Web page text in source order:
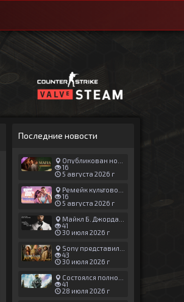
Последние новости
Опубликован новый геймплей Man of Honor для Mafia: The Old Country
16
5 августа 2026 г
Ремейк культовой японской игры задержали ради выхода GTA 6
16
5 августа 2026 г
Майкл Б. Джордан сыграл главную роль в новой «Афере Томаса Крауна»
41
30 июля 2026 г
Sony представила трейлер новой части «Джуманджи»
43
30 июля 2026 г
Состоялся полноценный релиз Halo: Campaign Evolved
41
28 июля 2026 г